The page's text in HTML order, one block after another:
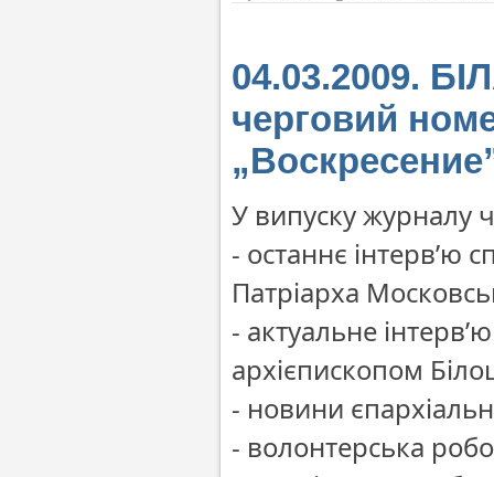
04.03.2009.
черговий
У випуску журналу
- останнє інтерв’ю
Патріарха
- актуальне
архієпископом
- новини
- волонтерська